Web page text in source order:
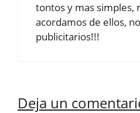
tontos y mas simples,
acordamos de ellos,
publicitarios!!!
Deja un